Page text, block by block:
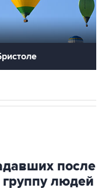
после
людей